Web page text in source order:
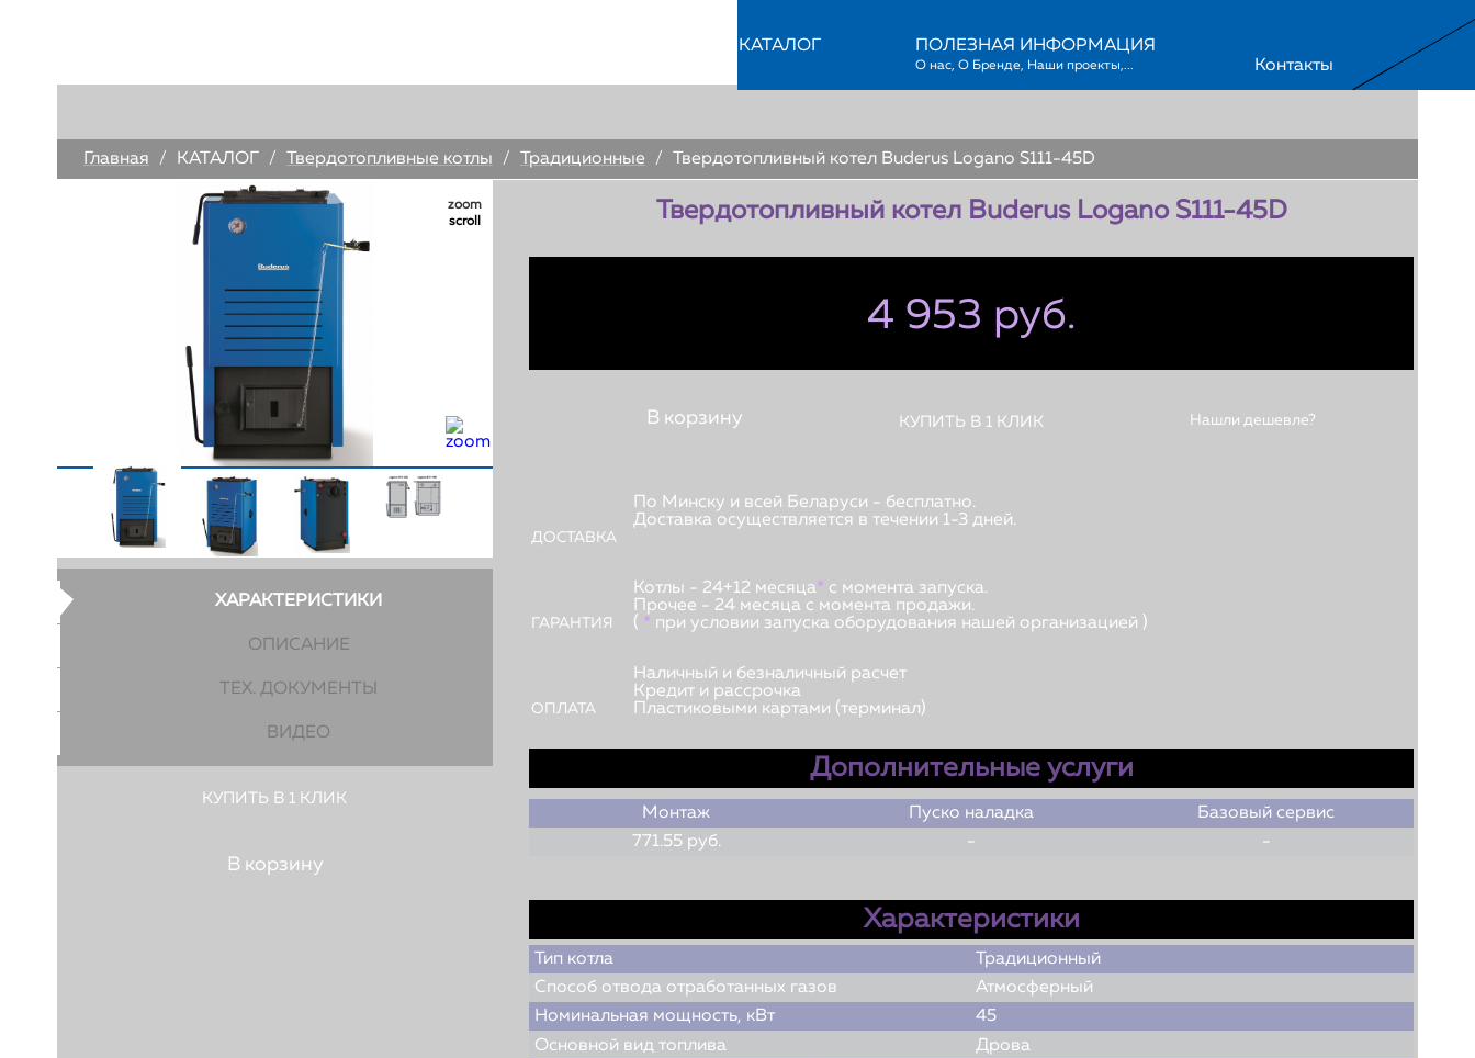
КАТАЛОГ
ПОЛЕЗНАЯ ИНФОРМАЦИЯ
Контакты
Главная / КАТАЛОГ / Твердотопливные котлы / Традиционные / Твердотопливный котел Buderus Logano S111-45D
zoom
scroll
ХАРАКТЕРИСТИКИ
ОПИСАНИЕ
ТЕХ. ДОКУМЕНТЫ
ВИДЕО
КУПИТЬ В 1 КЛИК
Твердотопливный котел Buderus Logano S111-45D
4 953 руб.
КУПИТЬ В 1 КЛИК Нашли дешевле?
ДОСТАВКА
По Минску и всей Беларуси - бесплатно.
Доставка осуществляется в течении 1-3 дней.
ГАРАНТИЯ
Котлы - 24+12 месяца* с момента запуска.
Прочее - 24 месяца с момента продажи.
( * при условии запуска оборудования нашей организацией )
ОПЛАТА
Наличный и безналичный расчет
Кредит и рассрочка
Пластиковыми картами (терминал)
Дополнительные услуги
Монтаж Пуско наладка
Базовый сервис
771.55 руб.
- -
Характеристики
Тип котла
Традиционный
Способ отвода отработанных газов
Атмосферный
Номинальная мощность, кВт
45
Основной вид топлива
Дрова